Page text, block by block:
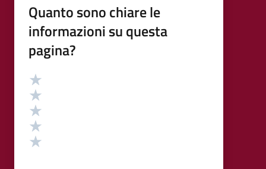
Quanto sono chiare le
informazioni su questa
pagina?
Valutazione